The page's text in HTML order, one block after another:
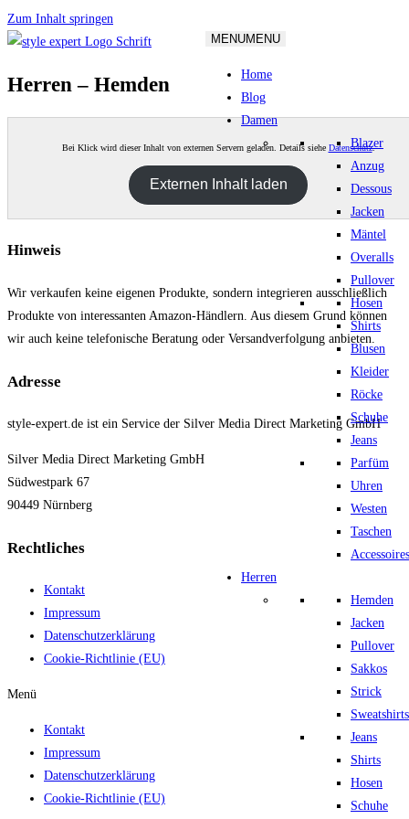
Zum Inhalt springen
MENUMENU
Home
Blog
Damen
Blazer
Anzug
Dessous
Jacken
Mäntel
Overalls
Pullover
Hosen
Shirts
Blusen
Kleider
Röcke
Schuhe
Jeans
Parfüm
Uhren
Westen
Taschen
Accessoires
Herren
Hemden
Jacken
Pullover
Sakkos
Strick
Sweatshirts
Jeans
Shirts
Hosen
Schuhe
Herren – Hemden
Bei Klick wird dieser Inhalt von externen Servern geladen. Details siehe Datenschutz.
Externen Inhalt laden
Hinweis
Wir verkaufen keine eigenen Produkte, sondern integrieren ausschließlich
Produkte von interessanten Amazon-Händlern. Aus diesem Grund können
wir auch keine telefonische Beratung oder Versandverfolgung anbieten.
Adresse
style-expert.de ist ein Service der Silver Media Direct Marketing GmbH
Silver Media Direct Marketing GmbH
Südwestpark 67
90449 Nürnberg
Rechtliches
Kontakt
Impressum
Datenschutzerklärung
Cookie-Richtlinie (EU)
Menü
Kontakt
Impressum
Datenschutzerklärung
Cookie-Richtlinie (EU)